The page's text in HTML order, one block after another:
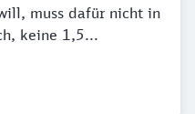
es 21 Minuten zu
Laufe über die
muss dafür nicht in
keine 1,5...